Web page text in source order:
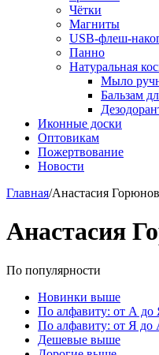
Чётки
Магниты
USB-флеш-
Панно
Натуральная
Мыло
Бальзам
Иконные доски
Оптовикам
Пожертвование
Новости
Главная/Анастасия
Анастасия
По популярности
Новинки выше
По алфавиту: от А до
По алфавиту: от Я до
Дешевые выше